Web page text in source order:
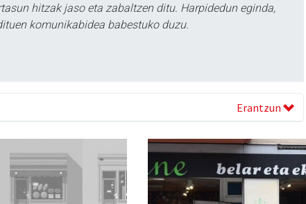
hitzak jaso eta zabaltzen ditu. Harpidedun eginda,
komunikabidea babestuko duzu.
Erantzun